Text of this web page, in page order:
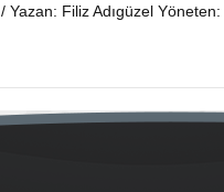
/ Yazan: Filiz Adıgüzel